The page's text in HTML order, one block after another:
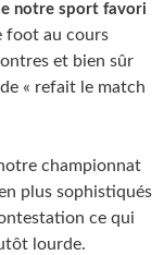
notre sport favori
foot au cours
et bien sûr
« refait le match
championnat
plus sophistiqués
ce qui
lourde.